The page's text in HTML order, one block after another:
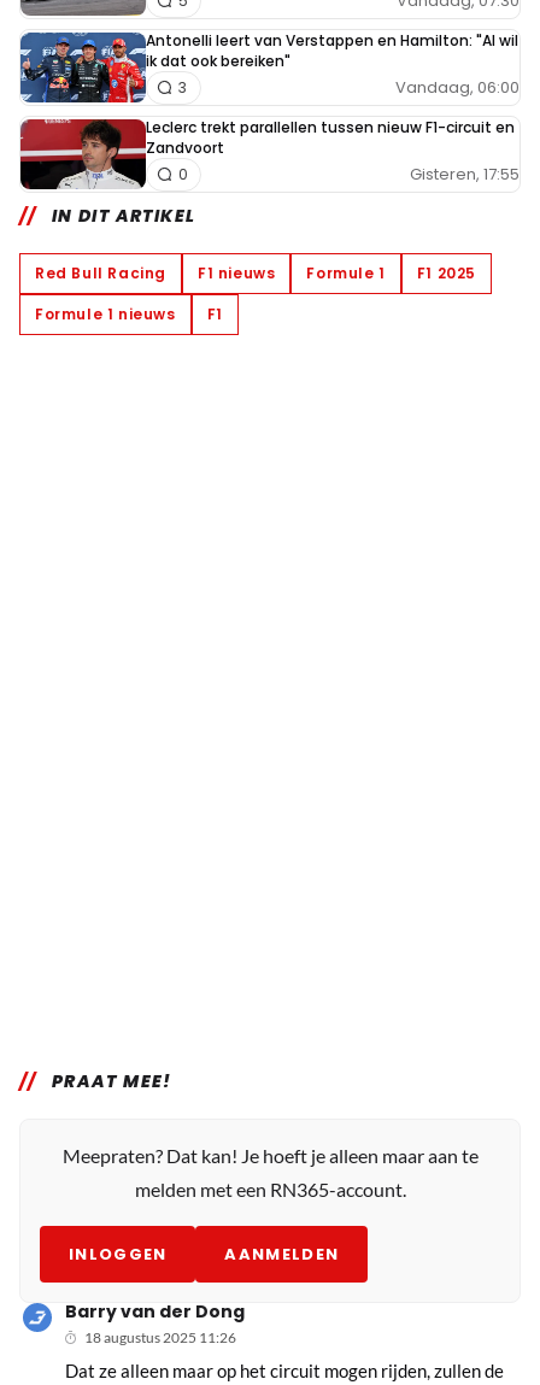
Antonelli leert van Verstappen en Hamilton: "Al wil
ik dat ook bereiken"
Vandaag, 06:00
3
Leclerc trekt parallellen tussen nieuw F1-circuit en
Zandvoort
Gisteren, 17:55
0
IN DIT ARTIKEL
Red Bull Racing F1 nieuws Formule 1
F1 2025
Formule 1 nieuws
F1
PRAAT MEE!
Meepraten? Dat kan! Je hoeft je alleen maar aan te
melden met een RN365-account.
INLOGGEN AANMELDEN
Barry van der Dong
18 augustus 2025 11:26
Dat ze alleen maar op het circuit mogen rijden, zullen de